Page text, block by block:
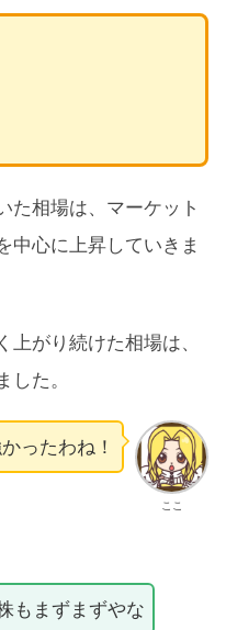
た相場は、マーケット
中心に上昇していきま
がり続けた相場は、
た。
ここ
ったわね！
もまずまずやな